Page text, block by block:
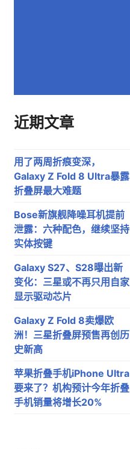
近期文章
用了两周折痕变深，
Galaxy Z Fold 8 Ultra暴露
折叠屏最大难题
Bose新旗舰降噪耳机提前
泄露：六种配色，继续坚持
实体按键
Galaxy S27、S28曝出新
变化：三星或不再只用自家
显示驱动芯片
Galaxy Z Fold 8卖爆欧
洲！三星折叠屏预售再创历
史新高
苹果折叠手机iPhone Ultra
要来了？机构预计今年折叠
手机销量将增长20%